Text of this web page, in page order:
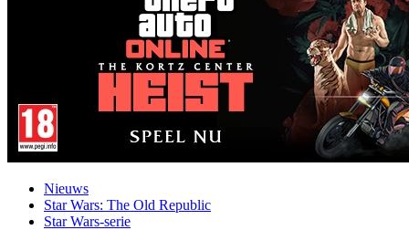
Nieuws
Star Wars: The Old Republic
Star Wars-serie